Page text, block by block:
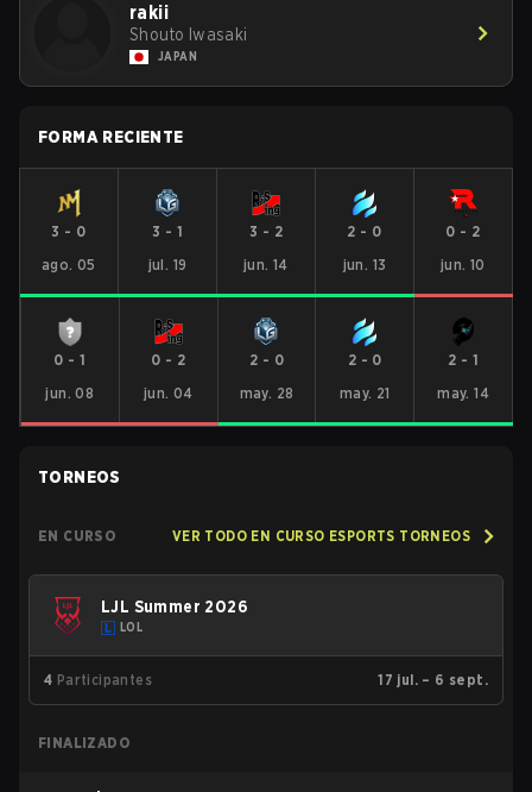
rakii
Shouto Iwasaki
JAPAN
FORMA RECIENTE
3 - 0
ago. 05
3 - 1
jul. 19
3 - 2
jun. 14
2 - 0
jun. 13
0 - 2
jun. 10
0 - 1
jun. 08
0 - 2
jun. 04
2 - 0
may. 28
2 - 0
may. 21
2 - 1
may. 14
TORNEOS
EN CURSO VER TODO EN CURSO ESPORTS TORNEOS
LJL Summer 2026
LOL
4 Participantes 17 jul. – 6 sept.
FINALIZADO